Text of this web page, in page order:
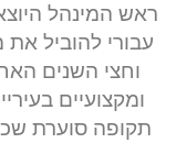
ראש המינהל
עבורי להוביל את
וחצי השנים
ומקצועיים
תקופה סוערת